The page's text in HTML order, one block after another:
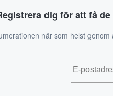
dig för att få
när som helst